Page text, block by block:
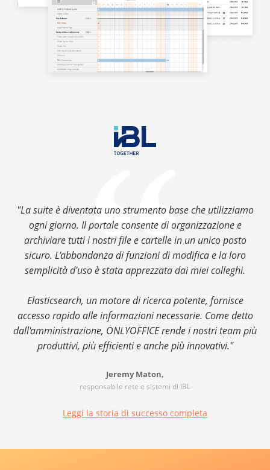
"La suite è diventata uno strumento base che utilizziamo
ogni giorno. Il portale consente di organizzazione e
archiviare tutti i nostri file e cartelle in un unico posto
sicuro. L'abbondanza di funzioni di modifica e la loro
semplicità d'uso è stata apprezzata dai miei colleghi.
Elasticsearch, un motore di ricerca potente, fornisce
accesso rapido alle informazioni necessarie. Come detto
dall'amministrazione, ONLYOFFICE rende i nostri team più
produttivi, più efficienti e anche più innovativi."
Jeremy Maton,
responsabile rete e sistemi di IBL
Leggi la storia di successo completa